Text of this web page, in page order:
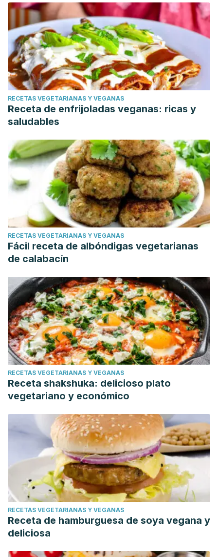
RECETAS VEGETARIANAS Y VEGANAS
Receta de enfrijoladas veganas: ricas y
saludables
RECETAS VEGETARIANAS Y VEGANAS
Fácil receta de albóndigas vegetarianas
de calabacín
RECETAS VEGETARIANAS Y VEGANAS
Receta shakshuka: delicioso plato
vegetariano y económico
RECETAS VEGETARIANAS Y VEGANAS
Receta de hamburguesa de soya vegana y
deliciosa